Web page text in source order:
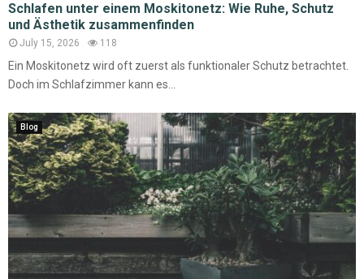
Schlafen unter einem Moskitonetz: Wie Ruhe, Schutz
und Ästhetik zusammenfinden
July 15, 2026 118
Ein Moskitonetz wird oft zuerst als funktionaler Schutz betrachtet.
Doch im Schlafzimmer kann es...
Blog